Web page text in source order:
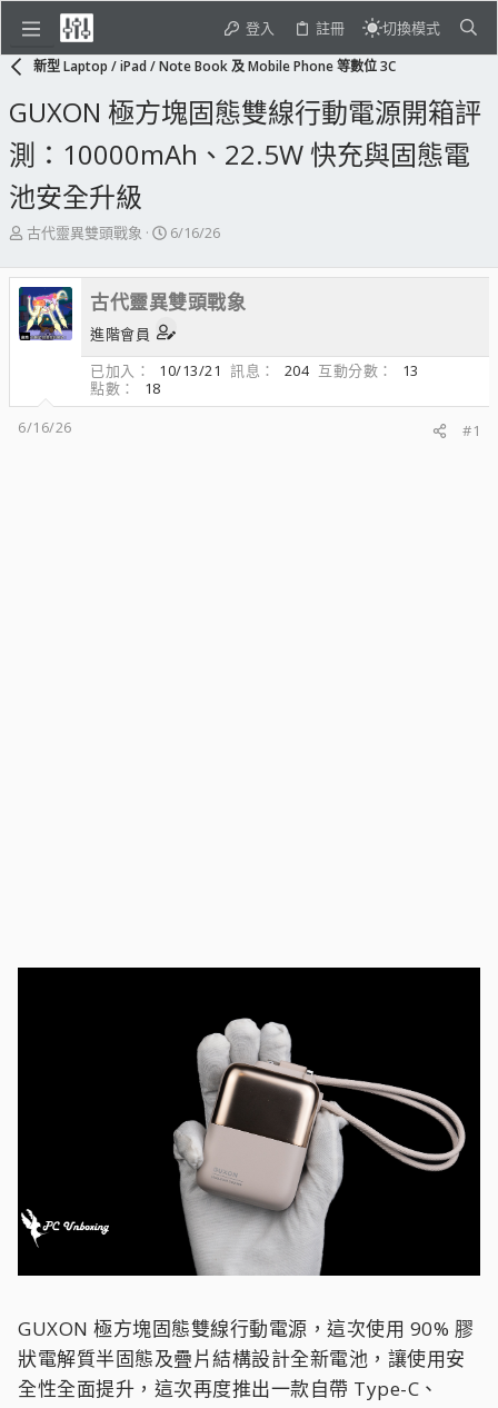
登入 註冊 切換模式
新型 Laptop / iPad / Note Book 及 Mobile Phone 等數位 3C
GUXON 極方塊固態雙線行動電源開箱評
測：10000mAh、22.5W 快充與固態電
池安全升級
主
發
起
人
古代靈異雙頭戰象
開
日
期
6/16/26
古代靈異雙頭戰象
進階會員
已加入
10/13/21 訊息 204 互動分數
13
點數
18
6/16/26
#1
GUXON 極方塊固態雙線行動電源，這次使用 90% 膠
狀電解質半固態及疊片結構設計全新電池，讓使用安
全性全面提升，這次再度推出一款自帶 Type-C、